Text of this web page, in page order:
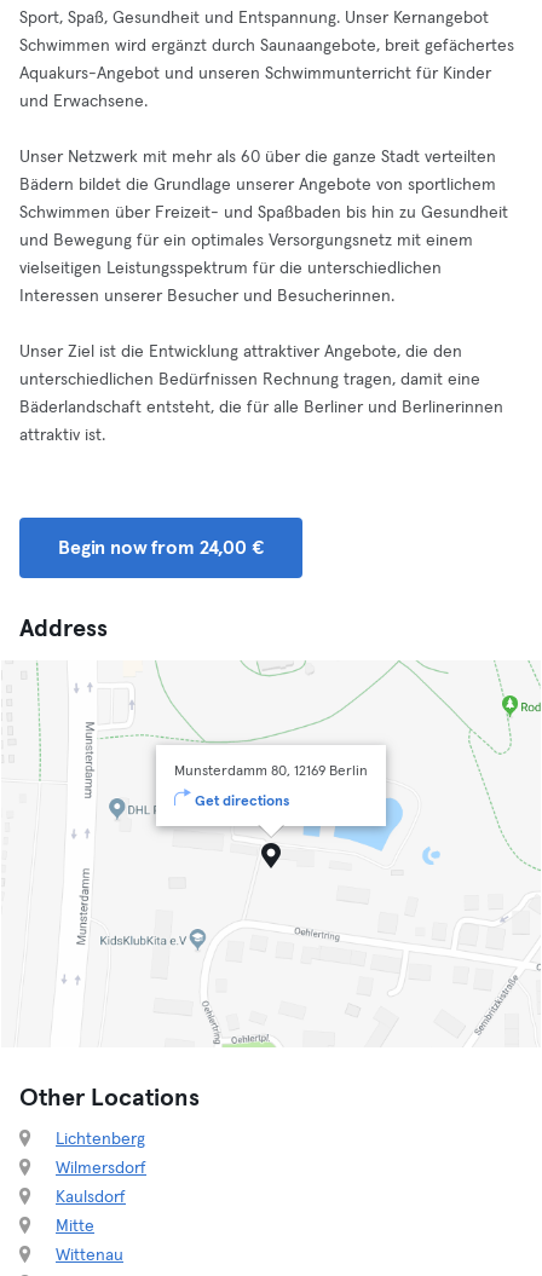
Sport, Spaß, Gesundheit und Entspannung. Unser Kernangebot
Schwimmen wird ergänzt durch Saunaangebote, breit gefächertes
Aquakurs-Angebot und unseren Schwimmunterricht für Kinder
und Erwachsene.
Unser Netzwerk mit mehr als 60 über die ganze Stadt verteilten
Bädern bildet die Grundlage unserer Angebote von sportlichem
Schwimmen über Freizeit- und Spaßbaden bis hin zu Gesundheit
und Bewegung für ein optimales Versorgungsnetz mit einem
vielseitigen Leistungsspektrum für die unterschiedlichen
Interessen unserer Besucher und Besucherinnen.
Unser Ziel ist die Entwicklung attraktiver Angebote, die den
unterschiedlichen Bedürfnissen Rechnung tragen, damit eine
Bäderlandschaft entsteht, die für alle Berliner und Berlinerinnen
attraktiv ist.
Begin now from 24,00 €
Address
Munsterdamm 80, 12169 Berlin
Get directions
Other Locations
Lichtenberg
Wilmersdorf
Kaulsdorf
Mitte
Wittenau